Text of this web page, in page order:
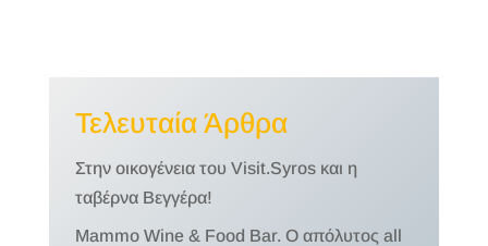
Τελευταία Άρθρα
Στην οικογένεια του Visit.Syros και η
ταβέρνα Βεγγέρα!
Mammo Wine & Food Bar. Ο απόλυτος all